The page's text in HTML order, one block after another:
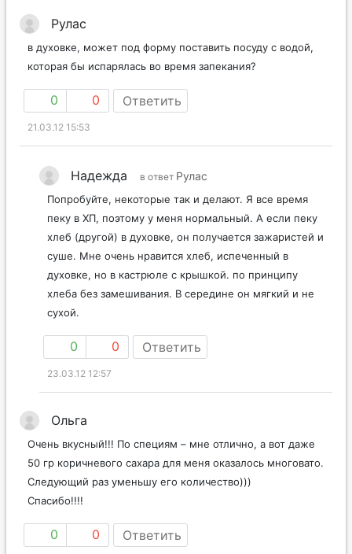
Рулас
в духовке, может под форму поставить посуду с водой,
которая бы испарялась во время запекания?
0 0 Ответить
21.03.12 15:53
Надежда в ответ Рулас
Попробуйте, некоторые так и делают. Я все время
пеку в ХП, поэтому у меня нормальный. А если пеку
хлеб (другой) в духовке, он получается зажаристей и
суше. Мне очень нравится хлеб, испеченный в
духовке, но в кастрюле с крышкой. по принципу
хлеба без замешивания. В середине он мягкий и не
сухой.
0 0 Ответить
23.03.12 12:57
Ольга
Очень вкусный!!! По специям – мне отлично, а вот даже
50 гр коричневого сахара для меня оказалось многовато.
Следующий раз уменьшу его количество)))
Спасибо!!!!
0 0 Ответить